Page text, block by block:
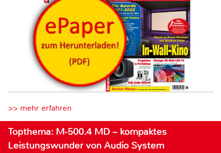
>> mehr erfahren
Topthema: M-500.4 MD – kompaktes
Leistungswunder von Audio System